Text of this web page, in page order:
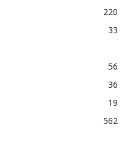
220
33
56
36
19
562